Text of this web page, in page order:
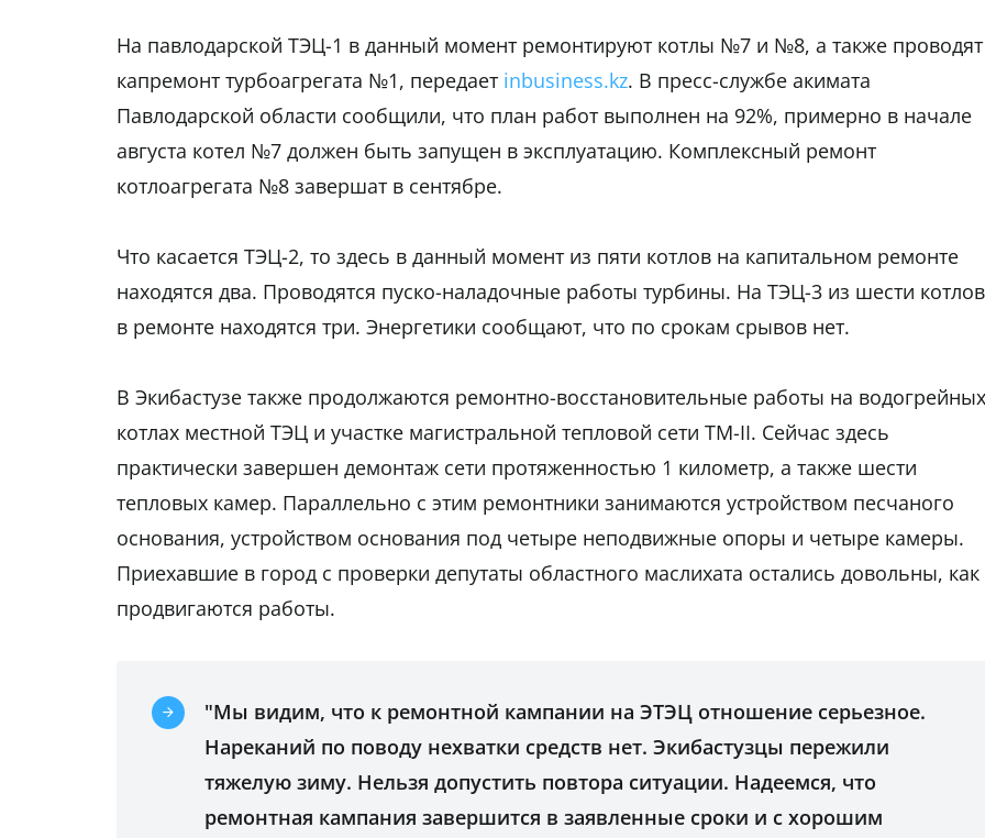
На павлодарской ТЭЦ-1 в данный момент ремонтируют котлы №7 и №8, а также проводят
капремонт турбоагрегата №1, передает inbusiness.kz. В пресс-службе акимата
Павлодарской области сообщили, что план работ выполнен на 92%, примерно в начале
августа котел №7 должен быть запущен в эксплуатацию. Комплексный ремонт
котлоагрегата №8 завершат в сентябре.
Что касается ТЭЦ-2, то здесь в данный момент из пяти котлов на капитальном ремонте
находятся два. Проводятся пуско-наладочные работы турбины. На ТЭЦ-3 из шести котлов
в ремонте находятся три. Энергетики сообщают, что по срокам срывов нет.
В Экибастузе также продолжаются ремонтно-восстановительные работы на водогрейных
котлах местной ТЭЦ и участке магистральной тепловой сети ТМ-II. Сейчас здесь
практически завершен демонтаж сети протяженностью 1 километр, а также шести
тепловых камер. Параллельно с этим ремонтники занимаются устройством песчаного
основания, устройством основания под четыре неподвижные опоры и четыре камеры.
Приехавшие в город с проверки депутаты областного маслихата остались довольны, как
продвигаются работы.
"Мы видим, что к ремонтной кампании на ЭТЭЦ отношение серьезное.
Нареканий по поводу нехватки средств нет. Экибастузцы пережили
тяжелую зиму. Нельзя допустить повтора ситуации. Надеемся, что
ремонтная кампания завершится в заявленные сроки и с хорошим